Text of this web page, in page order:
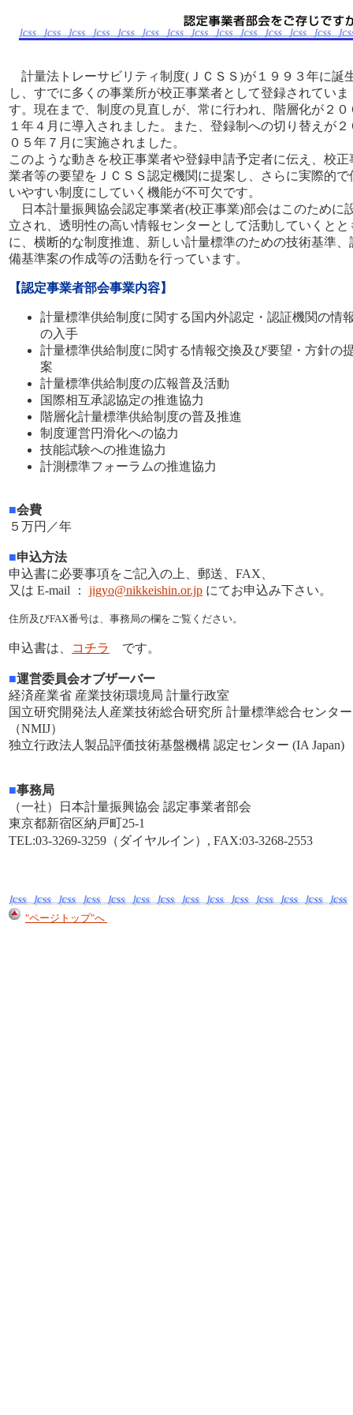
計量法トレーサビリティ制度(ＪＣＳＳ)が１９９３年に誕
し、すでに多くの事業所が校正事業者として登録されていま
す。現在まで、制度の見直しが、常に行われ、階層化が２０
１年４月に導入されました。また、登録制への切り替えが２
０５年７月に実施されました。
このような動きを校正事業者や登録申請予定者に伝え、校正
業者等の要望をＪＣＳＳ認定機関に提案し、さらに実際的で
いやすい制度にしていく機能が不可欠です。
日本計量振興協会認定事業者(校正事業)部会はこのために
立され、透明性の高い情報センターとして活動していくとと
に、横断的な制度推進、新しい計量標準のための技術基準、
備基準案の作成等の活動を行っています。
【認定事業者部会事業内容】
計量標準供給制度に関する国内外認定・認証機関の情
の入手
計量標準供給制度に関する情報交換及び要望・方針の
案
計量標準供給制度の広報普及活動
国際相互承認協定の推進協力
階層化計量標準供給制度の普及推進
制度運営円滑化への協力
技能試験への推進協力
計測標準フォーラムの推進協力
■会費
５万円／年
■申込方法
申込書に必要事項をご記入の上、郵送、FAX、
又は E-mail ： jigyo@nikkeishin.or.jp にてお申込み下さい。
住所及びFAX番号は、事務局の欄をご覧ください。
申込書は、 コチラ です。
■運営委員会オブザーバー
経済産業省 産業技術環境局 計量行政室
国立研究開発法人産業技術総合研究所 計量標準総合センター
（NMIJ）
独立行政法人製品評価技術基盤機構 認定センター (IA Japan)
■事務局
（一社）日本計量振興協会 認定事業者部会
東京都新宿区納戸町25-1
TEL:03-3269-3259（ダイヤルイン）, FAX:03-3268-2553
"ページトップ"へ